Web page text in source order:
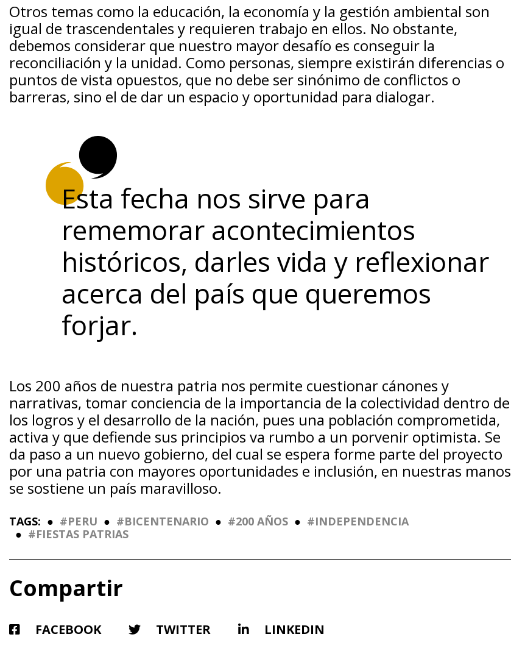
Otros temas como la educación, la economía y la gestión ambiental son
igual de trascendentales y requieren trabajo en ellos. No obstante,
debemos considerar que nuestro mayor desafío es conseguir la
reconciliación y la unidad. Como personas, siempre existirán diferencias o
puntos de vista opuestos, que no debe ser sinónimo de conflictos o
barreras, sino el de dar un espacio y oportunidad para dialogar.
Esta fecha nos sirve para
rememorar acontecimientos
históricos, darles vida y reflexionar
acerca del país que queremos
forjar.
Los 200 años de nuestra patria nos permite cuestionar cánones y
narrativas, tomar conciencia de la importancia de la colectividad dentro de
los logros y el desarrollo de la nación, pues una población comprometida,
activa y que defiende sus principios va rumbo a un porvenir optimista. Se
da paso a un nuevo gobierno, del cual se espera forme parte del proyecto
por una patria con mayores oportunidades e inclusión, en nuestras manos
se sostiene un país maravilloso.
TAGS: ● PERU ● BICENTENARIO ● 200 AÑOS ●
INDEPENDENCIA
●
FIESTAS PATRIAS
Compartir
FACEBOOK TWITTER LINKEDIN